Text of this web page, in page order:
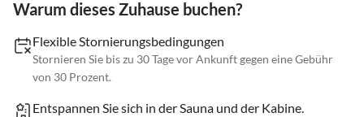
Warum dieses Zuhause buchen?
Flexible Stornierungsbedingungen
Stornieren Sie bis zu 30 Tage vor Ankunft gegen eine Gebühr
von 30 Prozent.
Entspannen Sie sich in der Sauna und der Kabine.